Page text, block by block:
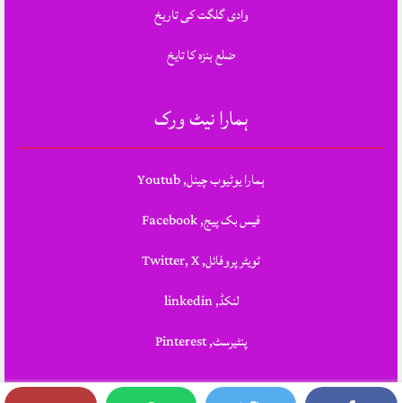
وادی گلگت کی تاریخ
ضلع ہنزہ کا تایخ
ہمارا نیٹ ورک
ہمارا یوٹیوب چینل, Youtub
فیس بک پیج, Facebook
ٹویٹر پروفائل, Twitter, X
لنکڈ, linkedin
پنٹیرسٹ, Pinterest